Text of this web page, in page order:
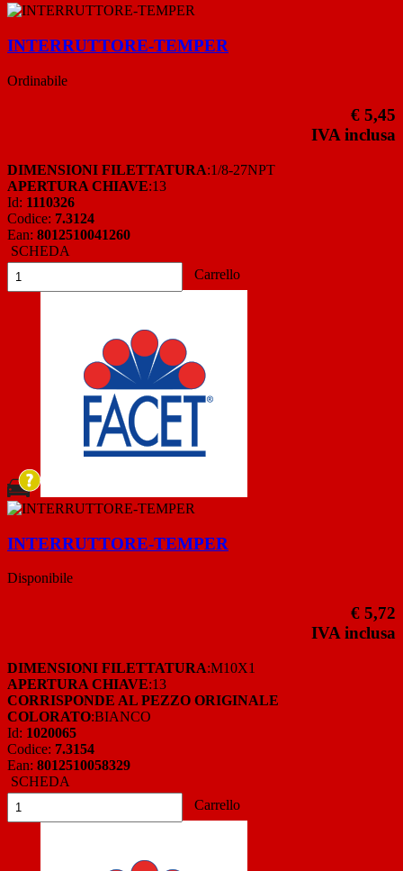
INTERRUTTORE-TEMPER
Ordinabile
€ 5,45
IVA inclusa
DIMENSIONI FILETTATURA:1/8-27NPT
APERTURA CHIAVE:13
Id: 1110326
Codice: 7.3124
Ean: 8012510041260
SCHEDA
Carrello
INTERRUTTORE-TEMPER
Disponibile
€ 5,72
IVA inclusa
DIMENSIONI FILETTATURA:M10X1
APERTURA CHIAVE:13
CORRISPONDE AL PEZZO ORIGINALE
COLORATO:BIANCO
Id: 1020065
Codice: 7.3154
Ean: 8012510058329
SCHEDA
Carrello